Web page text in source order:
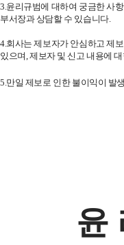
3. 윤리규범에 대하여 궁금한 사
부서장과 상담할 수 있습니다.
4. 회사는 제보자가 안심하고 제
있으며 제보자 및 신고 내용에
5. 만일 제보로 인한 불이익이 발
윤